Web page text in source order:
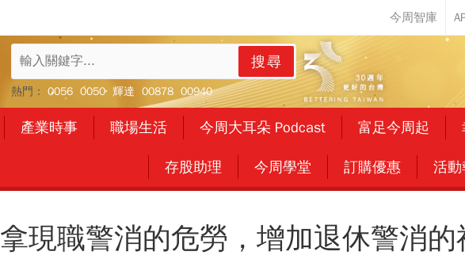
搜尋
熱門： 0056 0050 輝達 00878 00940
產業時事 職場生活 今周大耳朵 Podcast 富足今周起
存股助理 今周學堂 訂購優惠 活動
拿現職警消的危勞，增加退休警消